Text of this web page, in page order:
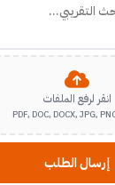
مع
لعبته هذه
بها:
في خطاب الغرض
انقر لرفع الملفات
PDF, DOC, DOCX, JPG,
إرسال الطلب